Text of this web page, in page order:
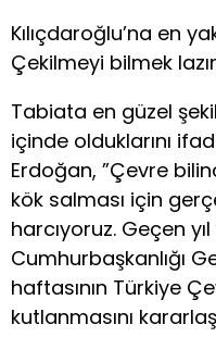
Kılıçdaroğlu’na en
Çekilmeyi bilmek
Tabiata en güzel
içinde olduklarını
Erdoğan, ”Çevre
kök salması için
harcıyoruz. Geçen yıl
Cumhurbaşkanlığı
haftasının Türkiye
kutlanmasını